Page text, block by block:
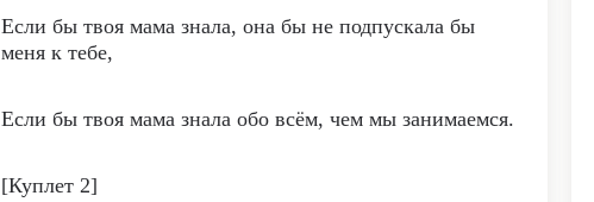
Если бы твоя мама знала, она бы не подпускала бы
меня к тебе,
Если бы твоя мама знала обо всём, чем мы занимаемся.
[Куплет 2]